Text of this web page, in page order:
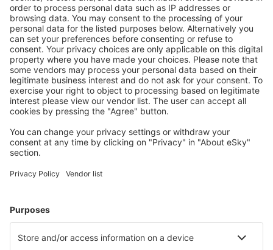
Economiseşte mai mult
Prețuri atractive și oferte speciale pentru utilizatorii
conectați.
Cazarea preferată
Alege din peste 1,3 mil. de opţiuni: hoteluri, cabane,
apartamente și altele.
Cele mai căutate cazări de către utilizatorii eSky
Cazare în Suedia - Orașe populare
Cazare în Salen
Cazare în Vetlanda Cazare în Jarfalla